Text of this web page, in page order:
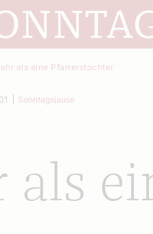
als eine Pfarrerstochter
als
Sonntagsjause